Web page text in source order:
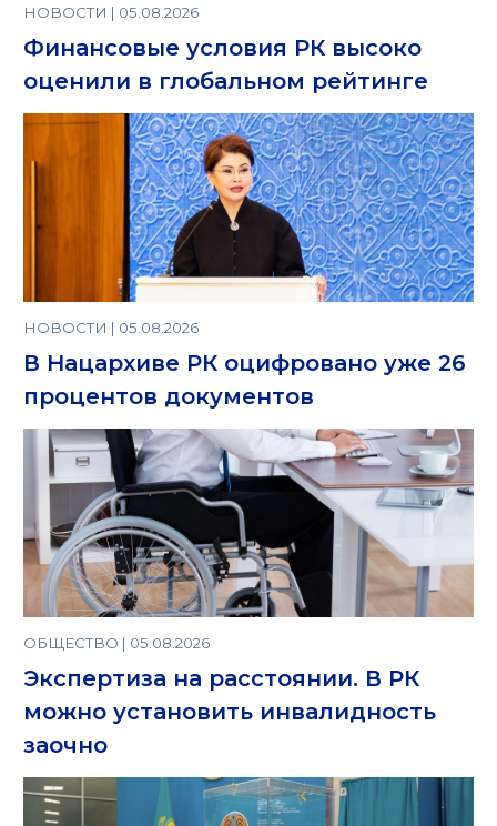
НОВОСТИ | 05.08.2026
Финансовые условия РК высоко
оценили в глобальном рейтинге
НОВОСТИ | 05.08.2026
В Нацархиве РК оцифровано уже 26
процентов документов
ОБЩЕСТВО | 05.08.2026
Экспертиза на расстоянии. В РК
можно установить инвалидность
заочно